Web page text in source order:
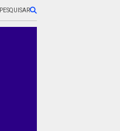
PESQUISAR